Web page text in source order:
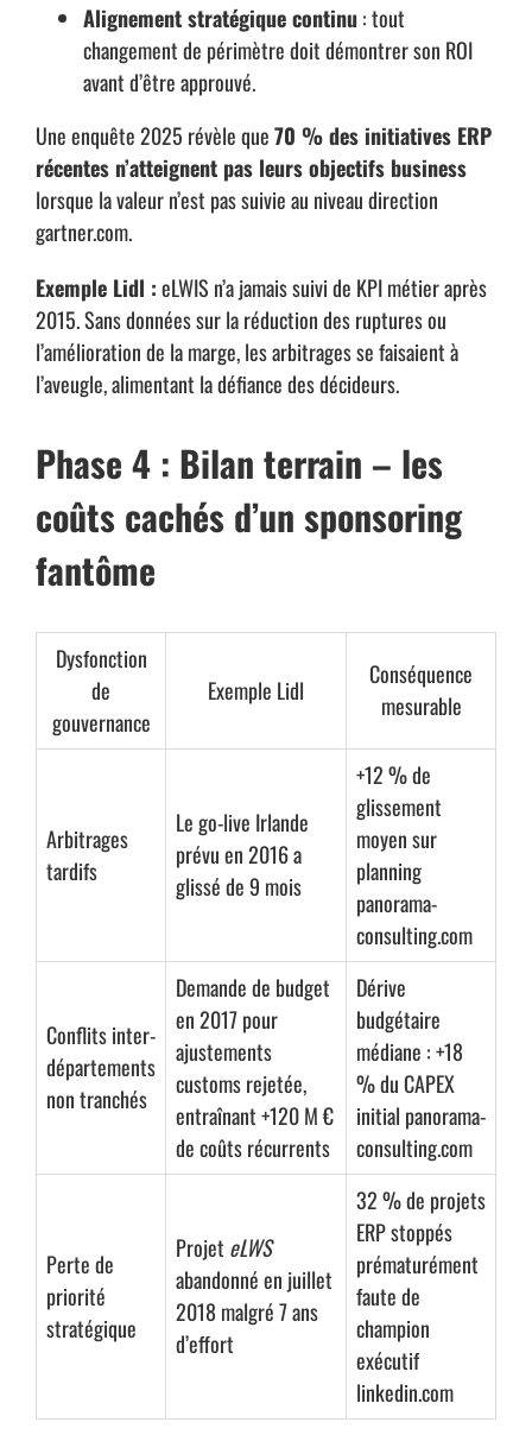
Alignement stratégique continu: tout
changement de périmètre doit démontrer son ROI
avant d’être approuvé.
Une enquête 2025 révèle que70 % des initiatives ERP
récentes n’atteignent pas leurs objectifs business
lorsque la valeur n’est pas suivie au niveau direction
gartner.com.
Exemple Lidl :eLWIS n’a jamais suivi de KPI métier après
2015. Sans données sur la réduction des ruptures ou
l’amélioration de la marge, les arbitrages se faisaient à
l’aveugle, alimentant la défiance des décideurs.
Phase 4 : Bilan terrain – les
coûts cachés d’un sponsoring
fantôme
Dysfonction
de
gouvernance
Exemple Lidl
Conséquence
mesurable
Arbitrages
tardifs
Le go-live Irlande
prévu en 2016 a
glissé de 9 mois
+12 % de
glissement
moyen sur
planning
panorama-
consulting.com
Conflits inter-
départements
non tranchés
Demande de budget
en 2017 pour
ajustements
customs rejetée,
entraînant +120 M €
de coûts récurrents
Dérive
budgétaire
médiane : +18
% du CAPEX
initial panorama-
consulting.com
Perte de
priorité
stratégique
Projet eLWS
abandonné en juillet
2018 malgré 7 ans
d’effort
32 % de projets
ERP stoppés
prématurément
faute de
champion
exécutif
linkedin.com